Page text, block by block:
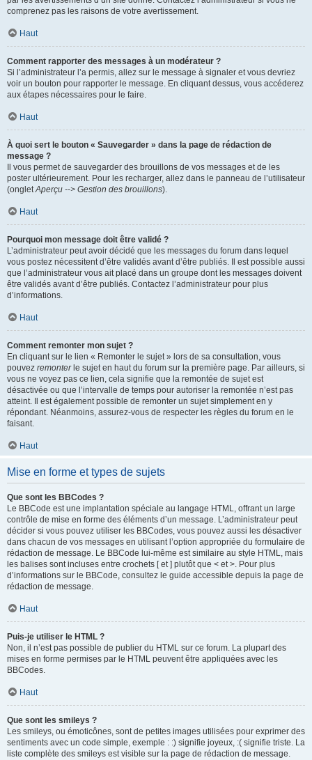
comprenez pas les raisons de votre avertissement.
Haut
Comment rapporter des messages à un modérateur ?
Si l’administrateur l’a permis, allez sur le message à signaler et vous devriez
voir un bouton pour rapporter le message. En cliquant dessus, vous accéderez
aux étapes nécessaires pour le faire.
Haut
À quoi sert le bouton « Sauvegarder » dans la page de rédaction de
message ?
Il vous permet de sauvegarder des brouillons de vos messages et de les
poster ultérieurement. Pour les recharger, allez dans le panneau de l’utilisateur
(ongletAperçu --> Gestion des brouillons).
Haut
Pourquoi mon message doit être validé ?
L’administrateur peut avoir décidé que les messages du forum dans lequel
vous postez nécessitent d’être validés avant d’être publiés. Il est possible aussi
que l’administrateur vous ait placé dans un groupe dont les messages doivent
être validés avant d’être publiés. Contactez l’administrateur pour plus
d’informations.
Haut
Comment remonter mon sujet ?
En cliquant sur le lien « Remonter le sujet » lors de sa consultation, vous
pouvez remonterle sujet en haut du forum sur la première page. Par ailleurs, si
vous ne voyez pas ce lien, cela signifie que la remontée de sujet est
désactivée ou que l’intervalle de temps pour autoriser la remontée n’est pas
atteint. Il est également possible de remonter un sujet simplement en y
répondant. Néanmoins, assurez-vous de respecter les règles du forum en le
faisant.
Haut
Mise en forme et types de sujets
Que sont les BBCodes ?
Le BBCode est une implantation spéciale au langage HTML, offrant un large
contrôle de mise en forme des éléments d’un message. L’administrateur peut
décider si vous pouvez utiliser les BBCodes, vous pouvez aussi les désactiver
dans chacun de vos messages en utilisant l’option appropriée du formulaire de
rédaction de message. Le BBCode lui-même est similaire au style HTML, mais
les balises sont incluses entre crochets [ et ] plutôt que < et >. Pour plus
d’informations sur le BBCode, consultez le guide accessible depuis la page de
rédaction de message.
Haut
Puis-je utiliser le HTML ?
Non, il n’est pas possible de publier du HTML sur ce forum. La plupart des
mises en forme permises par le HTML peuvent être appliquées avec les
BBCodes.
Haut
Que sont les smileys ?
Les smileys, ou émoticônes, sont de petites images utilisées pour exprimer des
sentiments avec un code simple, exemple : :) signifie joyeux, :( signifie triste. La
liste complète des smileys est visible sur la page de rédaction de message.